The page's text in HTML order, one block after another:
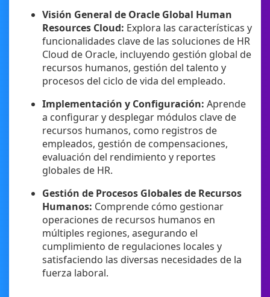
Visión General de Oracle Global Human
Resources Cloud: Explora las características y
funcionalidades clave de las soluciones de HR
Cloud de Oracle, incluyendo gestión global de
recursos humanos, gestión del talento y
procesos del ciclo de vida del empleado.
Implementación y Configuración: Aprende
a configurar y desplegar módulos clave de
recursos humanos, como registros de
empleados, gestión de compensaciones,
evaluación del rendimiento y reportes
globales de HR.
Gestión de Procesos Globales de Recursos
Humanos: Comprende cómo gestionar
operaciones de recursos humanos en
múltiples regiones, asegurando el
cumplimiento de regulaciones locales y
satisfaciendo las diversas necesidades de la
fuerza laboral.